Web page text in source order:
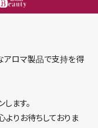
アロマ製品で支持を得
ます。
よりお待ちしておりま